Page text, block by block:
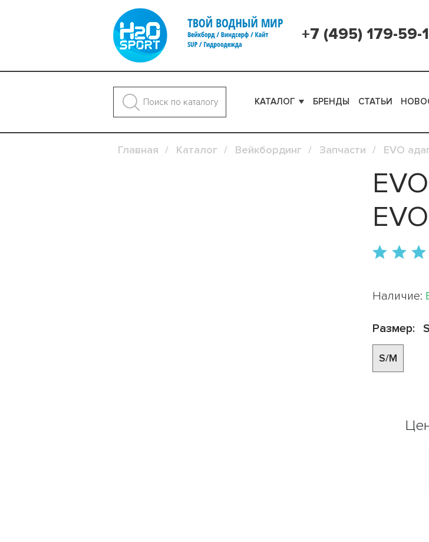
+7 (495) 179-59-
КАТАЛОГ БРЕНДЫ СТАТЬИ
Главная Каталог Вейкбординг Запчасти EVO
Наличие:
Размер:
S/M